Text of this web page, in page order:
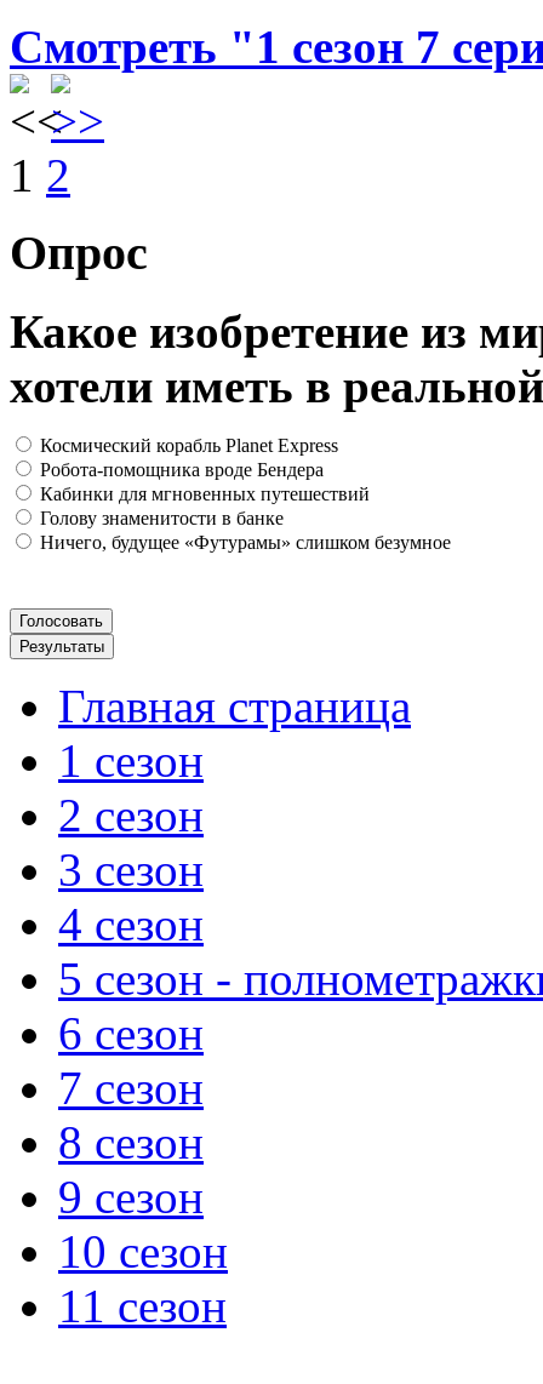
Смотреть "1 сезон 7
1 2
Опрос
Какое изобретение из
хотели иметь в
Космический корабль Planet Express
Робота-помощника вроде Бендера
Кабинки для мгновенных путешествий
Голову знаменитости в банке
Ничего, будущее «Футурамы» слишком безумное
Главная страница
1 сезон
2 сезон
3 сезон
4 сезон
5 сезон -
6 сезон
7 сезон
8 сезон
9 сезон
10 сезон
11 сезон